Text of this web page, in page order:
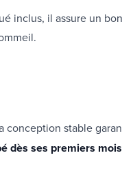
inclus, il assure un
conception stable
dès ses premiers